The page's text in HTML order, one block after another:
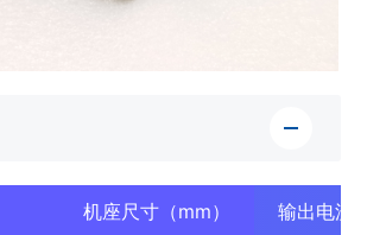
机座尺寸（mm） 输出电流